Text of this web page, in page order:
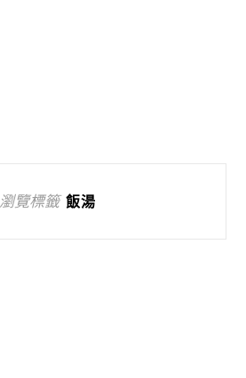
瀏覽標籤 飯湯